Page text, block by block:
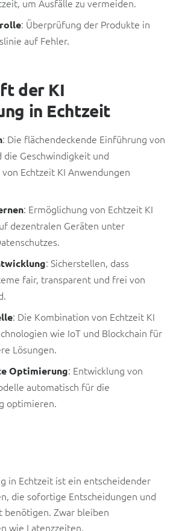
um Ausfälle zu vermeiden.
: Überprüfung der Produkte in
auf Fehler.
der KI
in Echtzeit
: Die flächendeckende Einführung von
die Geschwindigkeit und
Echtzeit KI Anwendungen
: Ermöglichung von Echtzeit KI
dezentralen Geräten unter
: Sicherstellen, dass
fair, transparent und frei von
: Die Kombination von Echtzeit KI
wie IoT und Blockchain für
Lösungen.
Optimierung: Entwicklung von
automatisch für die
optimieren.
in Echtzeit ist ein entscheidender
die sofortige Entscheidungen und
benötigen. Zwar bleiben
wie Latenzzeiten,